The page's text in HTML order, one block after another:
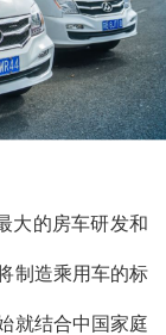
大的房车研发和
制造乘用车的标
就结合中国家庭